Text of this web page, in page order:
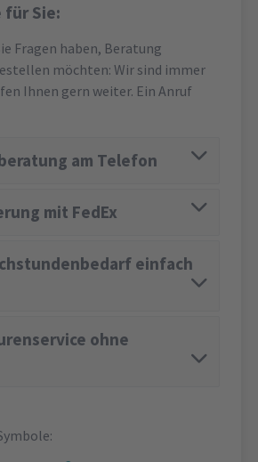
für Sie:
Fragen haben, Beratung
möchten: Wir sind immer
Ihnen gern weiter. Ein Anruf
am Telefon
mit FedEx
einfach
ohne